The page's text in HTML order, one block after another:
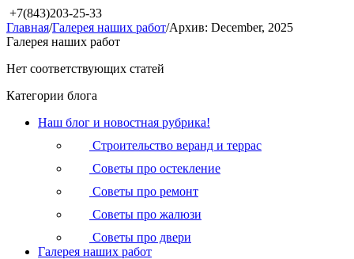
+7(843)203-25-33
Главная/Галерея наших работ/Архив: December, 2025
Галерея наших работ
Нет соответствующих статей
Категории блога
Наш блог и новостная рубрика!
Строительство веранд и террас
Советы про остекление
Советы про ремонт
Советы про жалюзи
Советы про двери
Галерея наших работ